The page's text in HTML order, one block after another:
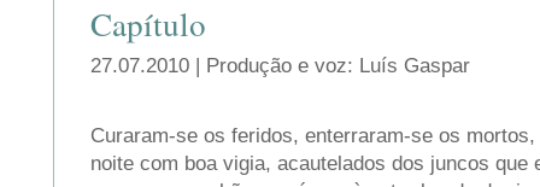
Capítulo
27.07.2010 | Produção e voz: Luís Gaspar
Curaram-se os feridos, enterraram-se os
noite com boa vigia, acautelados dos juncos que